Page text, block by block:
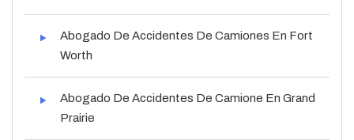
Abogado De Accidentes De Camiones En Fort
Worth
Abogado De Accidentes De Camione En Grand
Prairie